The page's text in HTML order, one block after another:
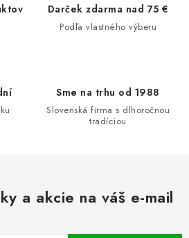
Darček zdarma nad 75 €
Podľa vlastného výberu
Sme na trhu od 1988
Slovenská firma s dlhoročnou
tradíciou
a akcie na váš e-mail